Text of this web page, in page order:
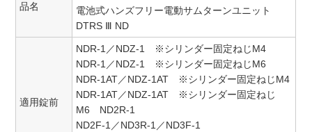
品名
電池式ハンズフリー電動サムターンユニット
DTRS Ⅲ ND
適用錠前
NDR-1／NDZ-1 ※シリンダー固定ねじM4
NDR-1／NDZ-1 ※シリンダー固定ねじM6
NDR-1AT／NDZ-1AT ※シリンダー固定ねじM4
NDR-1AT／NDZ-1AT ※シリンダー固定ねじ
M6 ND2R-1
ND2F-1／ND3R-1／ND3F-1